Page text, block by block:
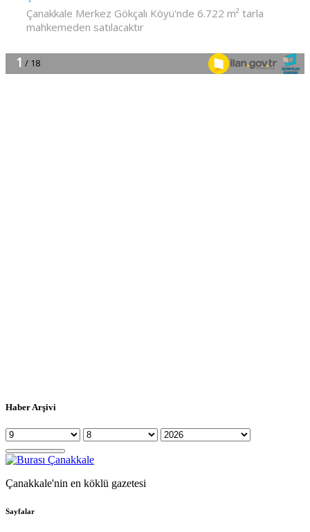
Haber Arşivi
Çanakkale'nin en köklü gazetesi
Sayfalar